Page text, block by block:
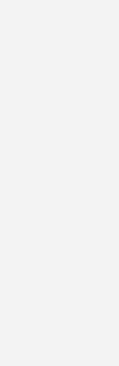
Krise alles
der
tatsächlich das
stützen. Und der
KfW-
für Kredite